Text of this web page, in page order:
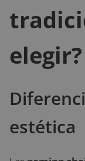
elegir?
estética